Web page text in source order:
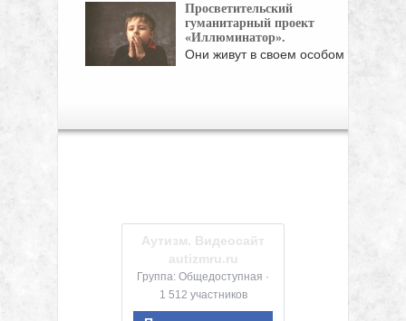
Просветительский
гуманитарный проект
«Иллюминатор».
Они живут в своем особом
Аутизм. Видеосайт
autizmru.ru
Группа: Общедоступная ·
1 512 участников